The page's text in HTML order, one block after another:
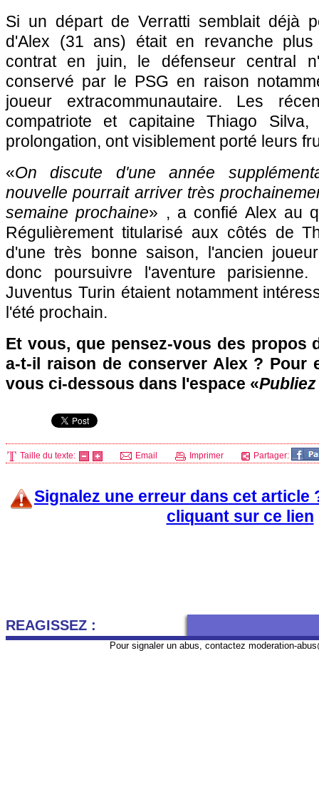
Si un départ de Verratti semblait déjà
d'Alex (31 ans) était en revanche
contrat en juin, le défenseur central
conservé par le PSG en raison
joueur extracommunautaire. Les
compatriote et capitaine Thiago
prolongation, ont visiblement porté leurs
«On discute d'une année
nouvelle pourrait arriver très
semaine prochaine» , a confié Alex au
Régulièrement titularisé aux côtés de
d'une très bonne saison, l'ancien
donc poursuivre l'aventure
Juventus Turin étaient notamment
l'été prochain.
Et vous, que pensez-vous des propos
a-t-il raison de conserver Alex ? Pour
vous ci-dessous dans l'espace «
Taille du texte: Email Imprimer Partager:
Signalez une erreur dans cet article
cliquant sur ce lien
REAGISSEZ :
Pour signaler un abus, contactez moderation-